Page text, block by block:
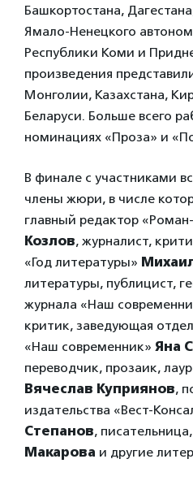
Башкортостана,
Ямало-Ненецкого
Республики Коми и
произведения
Монголии, Казахстана,
Беларуси. Больше всего
номинациях «Проза» и
В финале с участниками
члены жюри, в числе
главный редактор
Козлов, журналист,
«Год литературы»
литературы, публицист,
журнала «Наш
критик, заведующая
«Наш современник» Яна
переводчик, прозаик,
Вячеслав Куприянов,
издательства «Вест-
Степанов,
Макарова и другие